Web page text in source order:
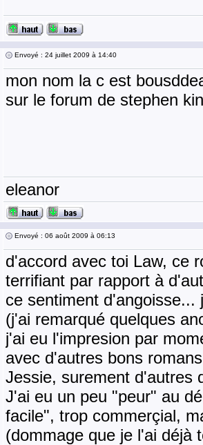
Envoyé : 24 juillet 2009 à 14:40
mon nom la c est
sur le forum de stephen
eleanor
Envoyé : 06 août 2009 à 06:13
d'accord avec toi Law, ce
terrifiant par rapport à
ce sentiment
(j'ai remarqué quelques
j'ai eu l'impresion par
avec d'autres bons
Jessie, surement d'autres
J'ai eu un peu "peur" au
facile", trop commerçial,
(dommage que je l'ai déjà